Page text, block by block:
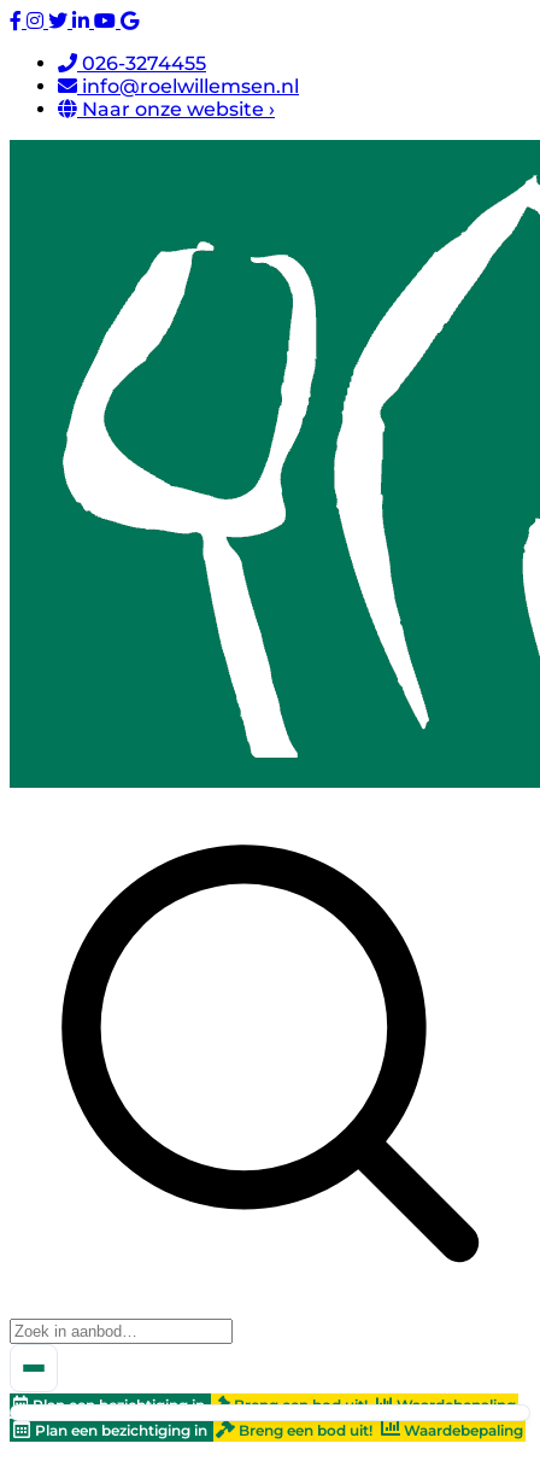
026-3274455
info@roelwillemsen.nl
Naar onze website ›
Plan een bezichtiging in Breng een bod uit!
Waardebepaling
Plan een bezichtiging in
Breng een bod uit! Waardebepaling